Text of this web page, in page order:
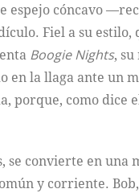
cóncavo
Fiel a su estilo,
Boogie Nights,
la llaga ante un
porque, como dice
convierte en
y corriente.